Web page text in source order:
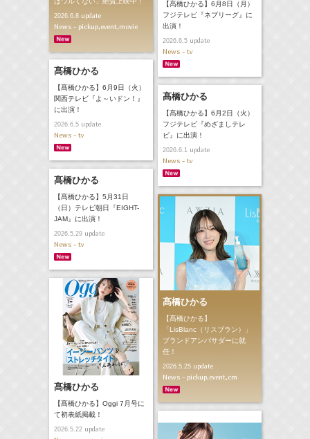
2026.6.8update
News - pickup,event,movie
【髙橋ひかる】6月8日（月）
フジテレビ『ネプリーグ』に
出演！
2026.6.5update
News - tv
髙橋ひかる
【髙橋ひかる】6月9日（火）
関西テレビ『よ～いドン！』
に出演！
2026.6.5update
News - tv
髙橋ひかる
【髙橋ひかる】6月2日（火）
フジテレビ『めざましテレ
ビ』に出演！
2026.6.1update
News - tv
髙橋ひかる
【髙橋ひかる】5月31日
（日）テレビ朝日『EIGHT-
JAM』に出演！
2026.5.29update
News - tv
髙橋ひかる
【髙橋ひかる】
「LisBlanc（リスブラン）」
ブランドアンバサダーに就
任！
2026.5.25update
News - pickup,event,cm
髙橋ひかる
【髙橋ひかる】Oggi 7月号に
て初表紙掲載！
2026.5.22update